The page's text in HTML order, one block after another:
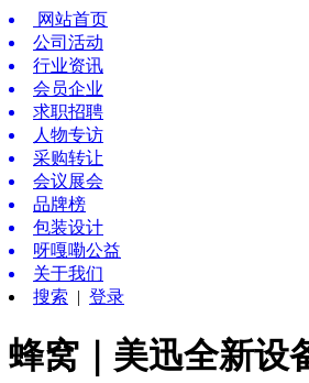
网站首页
公司活动
行业资讯
会员企业
求职招聘
人物专访
采购转让
会议展会
品牌榜
包装设计
呀嘎嘞公益
关于我们
搜索 | 登录
蜂窝｜美迅全新设